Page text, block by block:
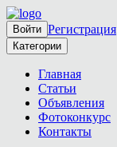
Войти Регистрация
Категории
Главная
Статьи
Объявления
Фотоконкурс
Контакты